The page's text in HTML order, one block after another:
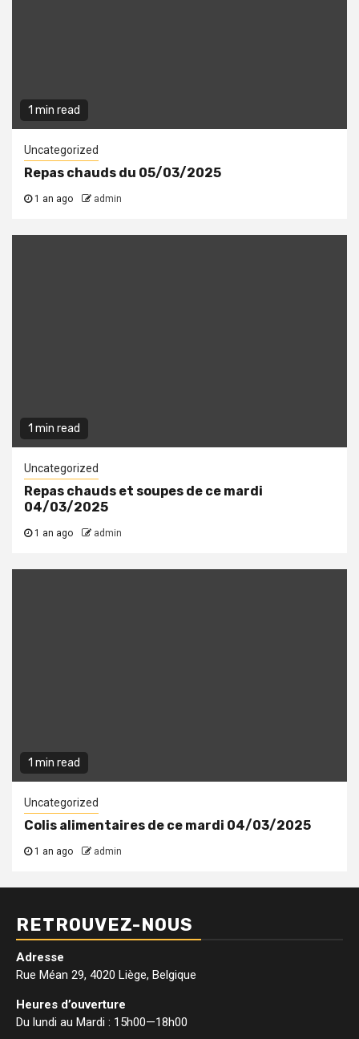
1 min read
Uncategorized
Repas chauds du 05/03/2025
1 an ago admin
1 min read
Uncategorized
Repas chauds et soupes de ce mardi
04/03/2025
1 an ago admin
1 min read
Uncategorized
Colis alimentaires de ce mardi 04/03/2025
1 an ago admin
RETROUVEZ-NOUS
Adresse
Rue Méan 29, 4020 Liège, Belgique
Heures d’ouverture
Du lundi au Mardi : 15h00—18h00